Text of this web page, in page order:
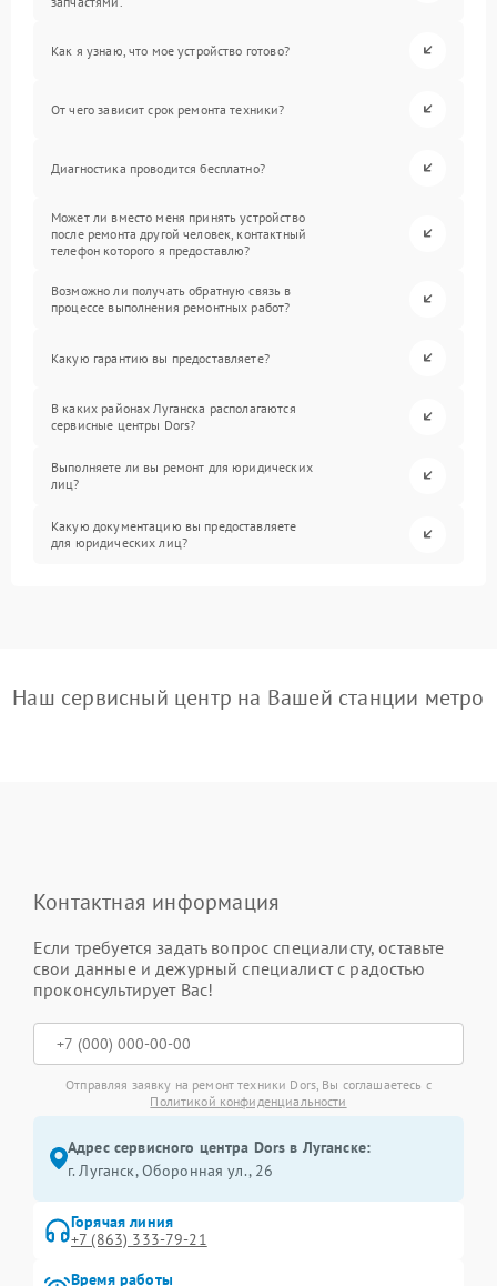
Как я узнаю, что мое устройство готово?
От чего зависит срок ремонта техники?
Диагностика проводится бесплатно?
Может ли вместо меня принять устройство
после ремонта другой человек, контактный
телефон которого я предоставлю?
Возможно ли получать обратную связь в
процессе выполнения ремонтных работ?
Какую гарантию вы предоставляете?
В каких районах Луганска располагаются
сервисные центры Dors?
Выполняете ли вы ремонт для юридических
лиц?
Какую документацию вы предоставляете
для юридических лиц?
Наш сервисный центр на Вашей станции метро
Контактная информация
Если требуется задать вопрос специалисту, оставьте
свои данные и дежурный специалист с радостью
проконсультирует Вас!
Отправляя заявку на ремонт техники Dors, Вы соглашаетесь с
Политикой конфиденциальности
Адрес сервисного центра Dors в Луганске:
г. Луганск, Оборонная ул., 26
Горячая линия
+7 (863) 333-79-21
Время работы